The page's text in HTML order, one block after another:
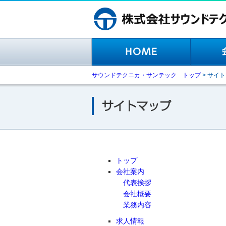
サウンドテクニカ・サンテック トップ > サイ
トップ
会社案内
代表挨拶
会社概要
業務内容
求人情報